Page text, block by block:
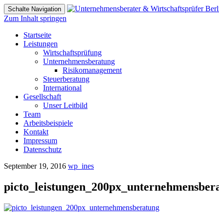
Schalte Navigation
Zum Inhalt springen
Startseite
Leistungen
Wirtschaftsprüfung
Unternehmensberatung
Risikomanagement
Steuerberatung
International
Gesellschaft
Unser Leitbild
Team
Arbeitsbeispiele
Kontakt
Impressum
Datenschutz
September 19, 2016 wp_ines